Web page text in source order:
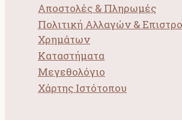
Αποστολές & Πληρωμές
Πολιτική Αλλαγών &
Χρημάτων
Καταστήματα
Μεγεθολόγιο
Χάρτης Ιστότοπου